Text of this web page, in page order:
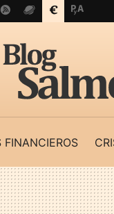
FINANCIEROS